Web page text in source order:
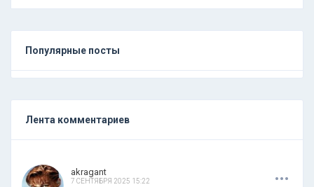
Популярные посты
Лента комментариев
akragant
7 СЕНТЯБРЯ 2025 15:22 ...